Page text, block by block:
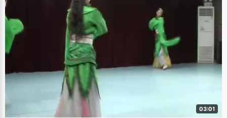
03:01